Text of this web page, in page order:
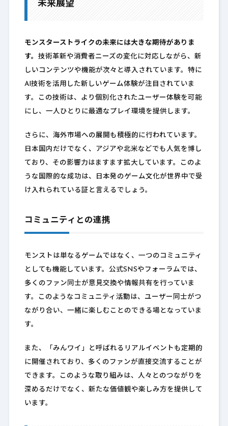
未来展望
モンスターストライクの未来には大きな期待がありま
す。 技術革新や消費者ニーズの変化に対応しながら、新
しいコンテンツや機能が次々と導入されています。特に
AI技術を活用した新しいゲーム体験が注目されていま
す。この技術は、より個別化されたユーザー体験を可能
にし、一人ひとりに最適なプレイ環境を提供します。
さらに、海外市場への展開も積極的に行われています。
日本国内だけでなく、アジアや北米などでも人気を博し
ており、その影響力はますます拡大しています。このよ
うな国際的な成功は、日本発のゲーム文化が世界中で受
け入れられている証と言えるでしょう。
コミュニティとの連携
モンストは単なるゲームではなく、一つのコミュニティ
としても機能しています。公式SNSやフォーラムでは、
多くのファン同士が意見交換や情報共有を行っていま
す。このようなコミュニティ活動は、ユーザー同士がつ
ながり合い、一緒に楽しむことのできる場となっていま
す。
また、「みんワイ」と呼ばれるリアルイベントも定期的
に開催されており、多くのファンが直接交流することが
できます。このような取り組みは、人々とのつながりを
深めるだけでなく、新たな価値観や楽しみ方を提供して
います。